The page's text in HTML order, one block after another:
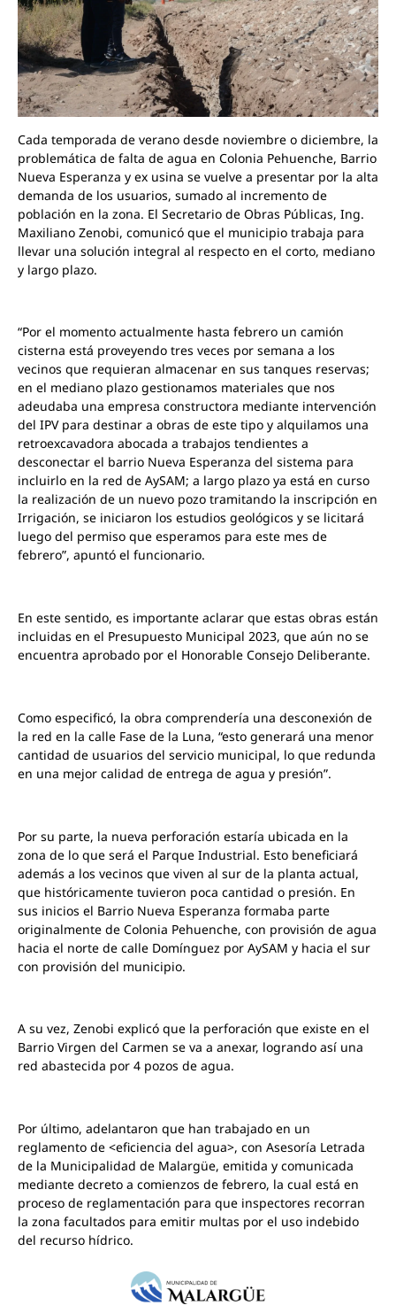
Cada temporada de verano desde noviembre o diciembre, la
problemática de falta de agua en Colonia Pehuenche, Barrio
Nueva Esperanza y ex usina se vuelve a presentar por la alta
demanda de los usuarios, sumado al incremento de
población en la zona. El Secretario de Obras Públicas, Ing.
Maxiliano Zenobi, comunicó que el municipio trabaja para
llevar una solución integral al respecto en el corto, mediano
y largo plazo.
“Por el momento actualmente hasta febrero un camión
cisterna está proveyendo tres veces por semana a los
vecinos que requieran almacenar en sus tanques reservas;
en el mediano plazo gestionamos materiales que nos
adeudaba una empresa constructora mediante intervención
del IPV para destinar a obras de este tipo y alquilamos una
retroexcavadora abocada a trabajos tendientes a
desconectar el barrio Nueva Esperanza del sistema para
incluirlo en la red de AySAM; a largo plazo ya está en curso
la realización de un nuevo pozo tramitando la inscripción en
Irrigación, se iniciaron los estudios geológicos y se licitará
luego del permiso que esperamos para este mes de
febrero”, apuntó el funcionario.
En este sentido, es importante aclarar que estas obras están
incluidas en el Presupuesto Municipal 2023, que aún no se
encuentra aprobado por el Honorable Consejo Deliberante.
Como especificó, la obra comprendería una desconexión de
la red en la calle Fase de la Luna, “esto generará una menor
cantidad de usuarios del servicio municipal, lo que redunda
en una mejor calidad de entrega de agua y presión”.
Por su parte, la nueva perforación estaría ubicada en la
zona de lo que será el Parque Industrial. Esto beneficiará
además a los vecinos que viven al sur de la planta actual,
que históricamente tuvieron poca cantidad o presión. En
sus inicios el Barrio Nueva Esperanza formaba parte
originalmente de Colonia Pehuenche, con provisión de agua
hacia el norte de calle Domínguez por AySAM y hacia el sur
con provisión del municipio.
A su vez, Zenobi explicó que la perforación que existe en el
Barrio Virgen del Carmen se va a anexar, logrando así una
red abastecida por 4 pozos de agua.
Por último, adelantaron que han trabajado en un
reglamento de <eficiencia del agua>, con Asesoría Letrada
de la Municipalidad de Malargüe, emitida y comunicada
mediante decreto a comienzos de febrero, la cual está en
proceso de reglamentación para que inspectores recorran
la zona facultados para emitir multas por el uso indebido
del recurso hídrico.